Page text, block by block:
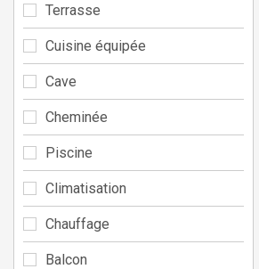
Terrasse
Cuisine équipée
Cave
Cheminée
Piscine
Climatisation
Chauffage
Balcon